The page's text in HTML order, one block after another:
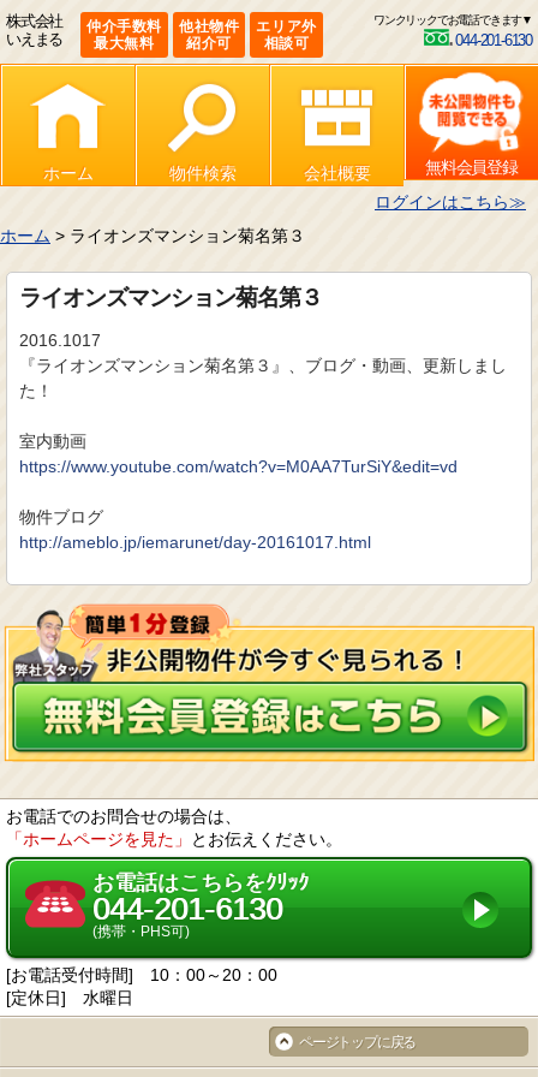
株式会社
いえまる
仲介手数料
最大無料
他社物件
紹介可
エリア外
相談可
ワンクリックでお電話できます▼
044-201-6130
ホーム 物件検索 会社概要
無料会員登録
ログインはこちら≫
ホーム > ライオンズマンション菊名第３
ライオンズマンション菊名第３
2016.1017
『ライオンズマンション菊名第３』、ブログ・動画、更新しまし
た！
室内動画
https://www.youtube.com/watch?v=M0AA7TurSiY&edit=vd
物件ブログ
http://ameblo.jp/iemarunet/day-20161017.html
お電話でのお問合せの場合は、
「ホームページを見た」
とお伝えください。
お電話はこちらをｸﾘｯｸ
044-201-6130
(携帯・PHS可)
[お電話受付時間] 10：00～20：00
[定休日] 水曜日
ページトップに戻る